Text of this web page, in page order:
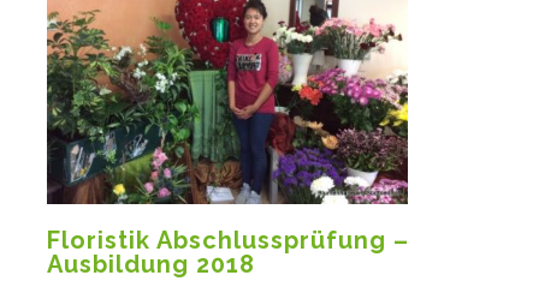
Floristik Abschlussprüfung –
Ausbildung 2018